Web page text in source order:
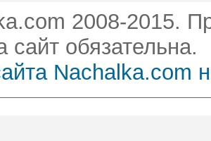
2008-2015.
сайт обязательна.
Nachalka.com